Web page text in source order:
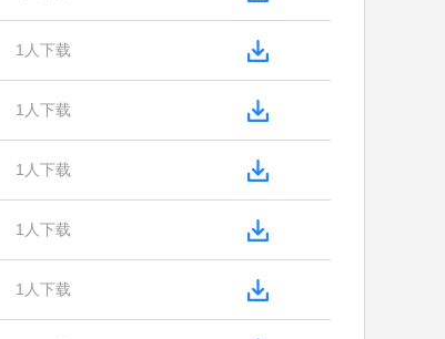
1人下载
1人下载
1人下载
1人下载
1人下载